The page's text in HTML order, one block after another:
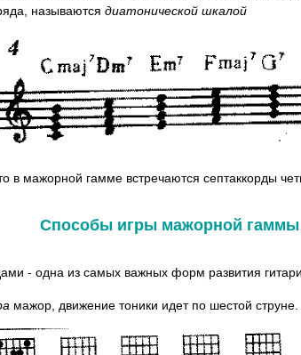
называются диатонической шкалой
в мажорной гамме встречаются септаккорды
Способы игры мажорной гаммы
- одна из самых важных форм развития
мажор, движение тоники идет по шестой